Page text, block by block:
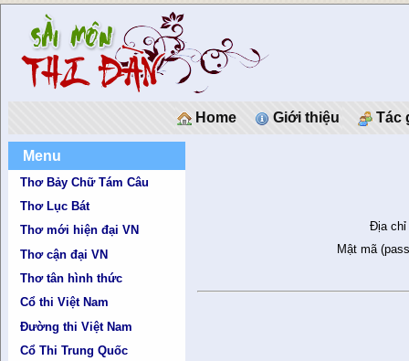
Home Giới thiệu Tác
Menu
Thơ Bảy Chữ Tám Câu
Thơ Lục Bát
Thơ mới hiện đại VN
Thơ cận đại VN
Thơ tân hình thức
Cổ thi Việt Nam
Đường thi Việt Nam
Cổ Thi Trung Quốc
Địa chỉ
Mật mã